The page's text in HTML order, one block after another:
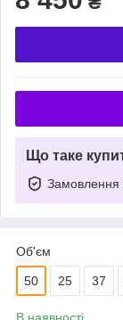
Що таке
Замовлення
Об'єм
50 25 37
В наявності